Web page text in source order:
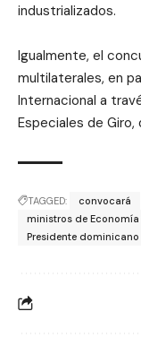
industrializados.
Igualmente, el
multilaterales, en
Internacional a
Especiales de Giro,
TAGGED:
convocará
ministros de
Presidente dominicano